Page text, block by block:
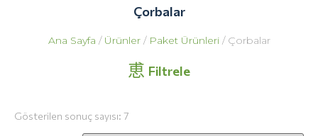
Çorbalar
Ana Sayfa / Ürünler/ Paket Ürünleri/ Çorbalar
Filtrele
Gösterilen sonuç sayısı: 7